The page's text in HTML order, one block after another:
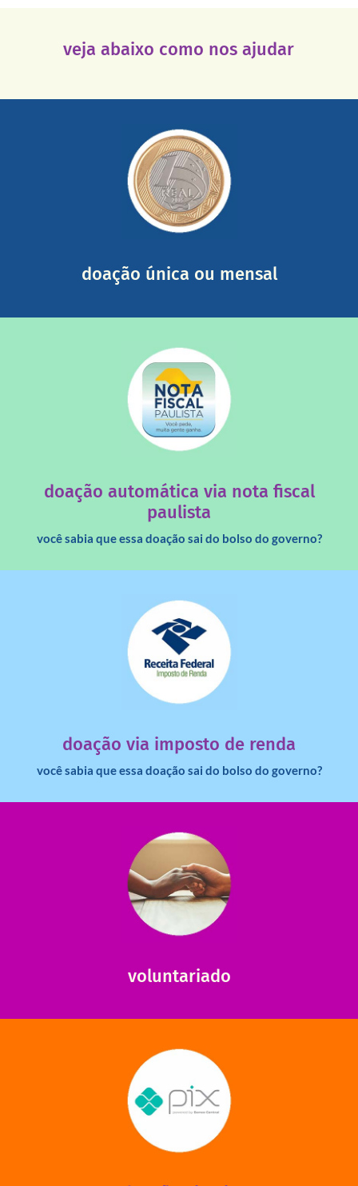
veja abaixo como nos ajudar
doação única ou mensal
mail mostrando tudo o que fizemos com a sua ajuda
somada a de outras pessoas.
saiba mais
doação automática via nota fiscal
paulista
você sabia que essa doação sai do bolso do governo?
saiba mais
doação via imposto de renda
você sabia que essa doação sai do bolso do governo?
dinheiro deixa de ir para o governo?
saiba mais
voluntariado
ajudar com certos assuntos. Entre em contato conosco e
saiba como nos ajudar.
saiba mais
via PIX? Elas também são muito importantes para
mantermos nossas unidades em funcionamento!
saiba mais